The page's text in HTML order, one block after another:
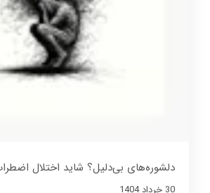
دلشوره‌های بی‌دلیل؟ شاید اختلال
30 خرداد 1404